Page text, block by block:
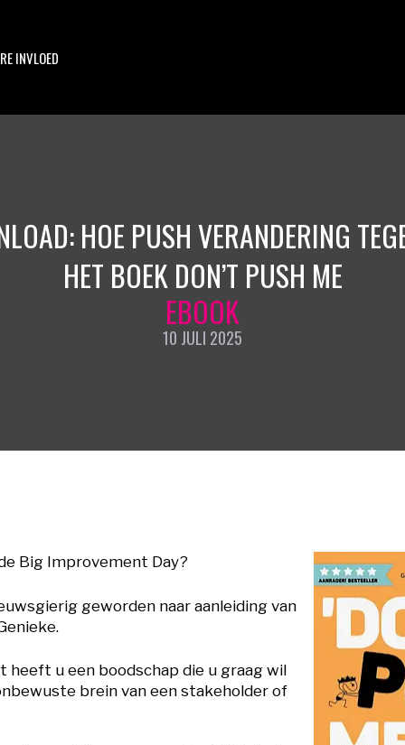
INVLOED
HOE PUSH VERANDERING
HET BOEK DON’T PUSH ME
EBOOK
10 JULI 2025
Big Improvement Day?
geworden naar aanleiding van
heeft u een boodschap die u graag wil
brein van een stakeholder of